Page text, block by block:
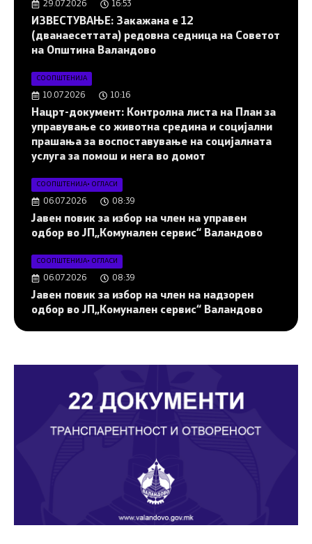
29.07.2026 16:53
ИЗВЕСТУВАЊЕ: Закажана е 12
(дванаесеттата) редовна седница на Советот
на Општина Валандово
СООПШТЕНИЈА
10.07.2026 10:16
Нацрт-документ: Контролна листа на План за
управување со животна средина и социјални
прашања за воспоставување на социјалната
услуга за помош и нега во домот
СООПШТЕНИЈА• ОГЛАСИ
06.07.2026 08:39
Јавен повик за избор на член на управен
одбор во ЈП„Комунален сервис“ Валандово
СООПШТЕНИЈА• ОГЛАСИ
06.07.2026 08:39
Јавен повик за избор на член на надзорен
одбор во ЈП„Комунален сервис“ Валандово